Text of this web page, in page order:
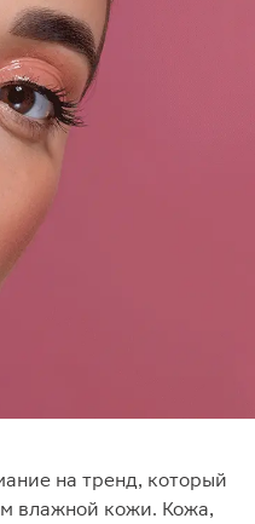
на тренд, который
влажной кожи. Кожа,